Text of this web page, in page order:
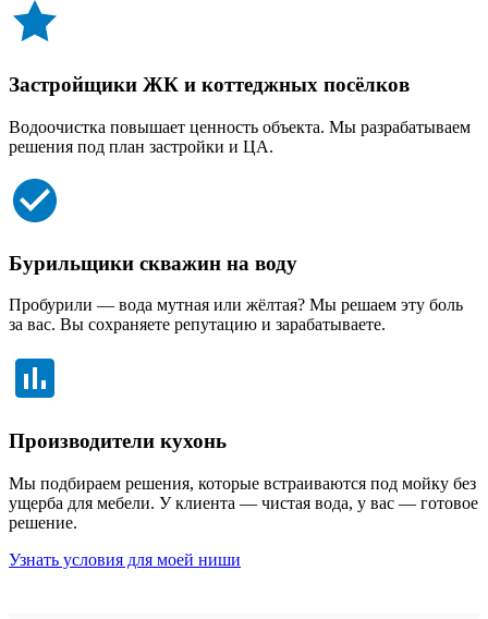
Застройщики ЖК и коттеджных посёлков
Водоочистка повышает ценность объекта. Мы разрабатываем
решения под план застройки и ЦА.
Бурильщики скважин на воду
Пробурили — вода мутная или жёлтая? Мы решаем эту боль
за вас. Вы сохраняете репутацию и зарабатываете.
Производители кухонь
Мы подбираем решения, которые встраиваются под мойку без
ущерба для мебели. У клиента — чистая вода, у вас — готовое
решение.
Узнать условия для моей ниши